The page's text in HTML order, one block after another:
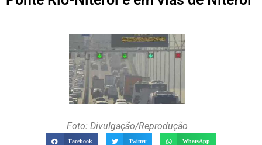
Foto: Divulgação/Reprodução
Facebook Twitter WhatsApp